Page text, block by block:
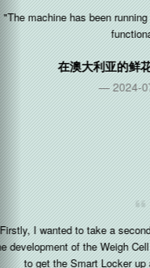
"Diese Methode ist
entwickel (This method is
在德
"My machine will only